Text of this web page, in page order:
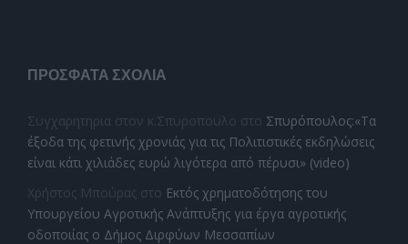
ΠΡΌΣΦΑΤΑ ΣΧΌΛΙΑ
Συγχαρητηρια στον κ.Σπυροπουλο στο Σπυρόπουλος:«Τα
έξοδα της φετινής χρονιάς για τις Πολιτιστικές εκδηλώσεις
είναι κάτι χιλιάδες ευρώ λιγότερα από πέρυσι» (video)
Χρήστος Μπούρας στο Εκτός χρηματοδότησης του
Υπουργείου Αγροτικής Ανάπτυξης για έργα αγροτικής
οδοποιίας ο Δήμος Διρφύων Μεσσαπίων